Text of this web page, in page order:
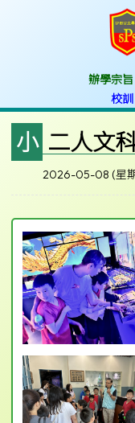
辦學宗旨
校訓
小二人
2026-05-08 (星